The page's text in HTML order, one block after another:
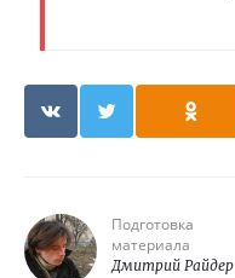
Подготовка
материала
Дмитрий Райдер